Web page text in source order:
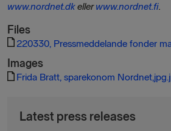
www.nordnet.dkellerwww.nordnet.fi.
Files
220330, Pressmeddelande fonder
Images
Frida Bratt, sparekonom
Latest press releases